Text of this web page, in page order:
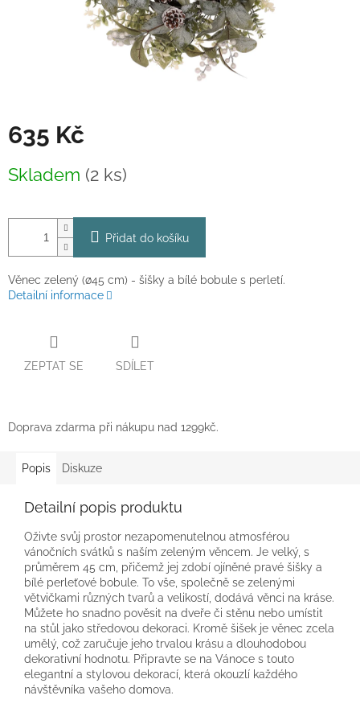
635 Kč
cena:
Skladem (2 ks)
Přidat do košíku
Věnec zelený (ø45 cm) - šišky a bílé bobule s perletí.
Detailní informace
ZEPTAT SE SDÍLET
Doprava zdarma při nákupu nad 1299kč.
Popis Diskuze
Detailní popis produktu
Oživte svůj prostor nezapomenutelnou atmosférou
vánočních svátků s naším zeleným věncem. Je velký, s
průměrem 45 cm, přičemž jej zdobí ojíněné pravé šišky a
bílé perleťové bobule. To vše, společně se zelenými
větvičkami různých tvarů a velikostí, dodává věnci na kráse.
Můžete ho snadno pověsit na dveře či stěnu nebo umístit
na stůl jako středovou dekoraci. Kromě šišek je věnec zcela
umělý, což zaručuje jeho trvalou krásu a dlouhodobou
dekorativní hodnotu. Připravte se na Vánoce s touto
elegantní a stylovou dekorací, která okouzlí každého
návštěvníka vašeho domova.